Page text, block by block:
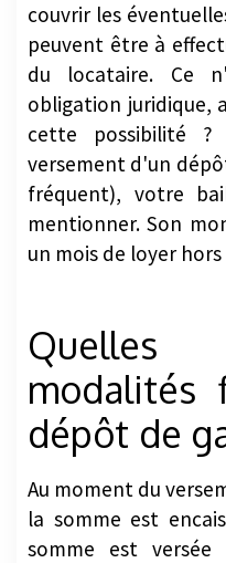
couvrir les
peuvent être à
du locataire. Ce
obligation juridique,
cette possibilité
versement d'un
fréquent), votre
mentionner. Son
un mois de loyer
modalités
dépôt de
Au moment du
la somme est
somme est